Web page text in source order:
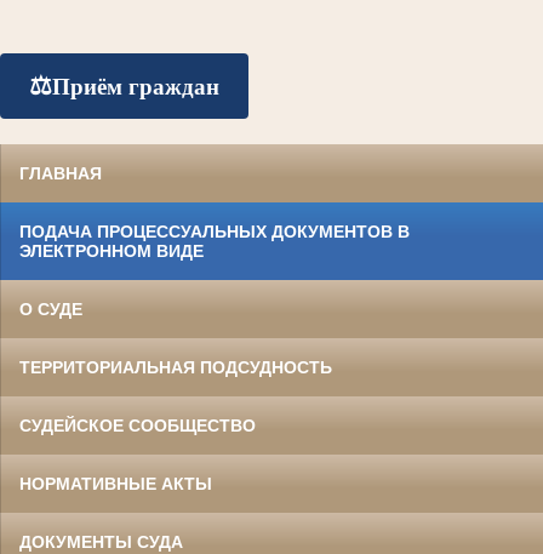
⚖️Приём граждан
ГЛАВНАЯ
ПОДАЧА ПРОЦЕССУАЛЬНЫХ ДОКУМЕНТОВ В
ЭЛЕКТРОННОМ ВИДЕ
О СУДЕ
ТЕРРИТОРИАЛЬНАЯ ПОДСУДНОСТЬ
СУДЕЙСКОЕ СООБЩЕСТВО
НОРМАТИВНЫЕ АКТЫ
ДОКУМЕНТЫ СУДА